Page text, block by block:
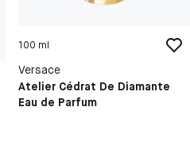
100 ml
Versace
Atelier Cédrat De Diamante
Eau de Parfum